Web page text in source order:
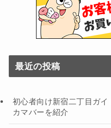
最近の投稿
初心者向け新宿二丁目ガ
カマバーを紹介